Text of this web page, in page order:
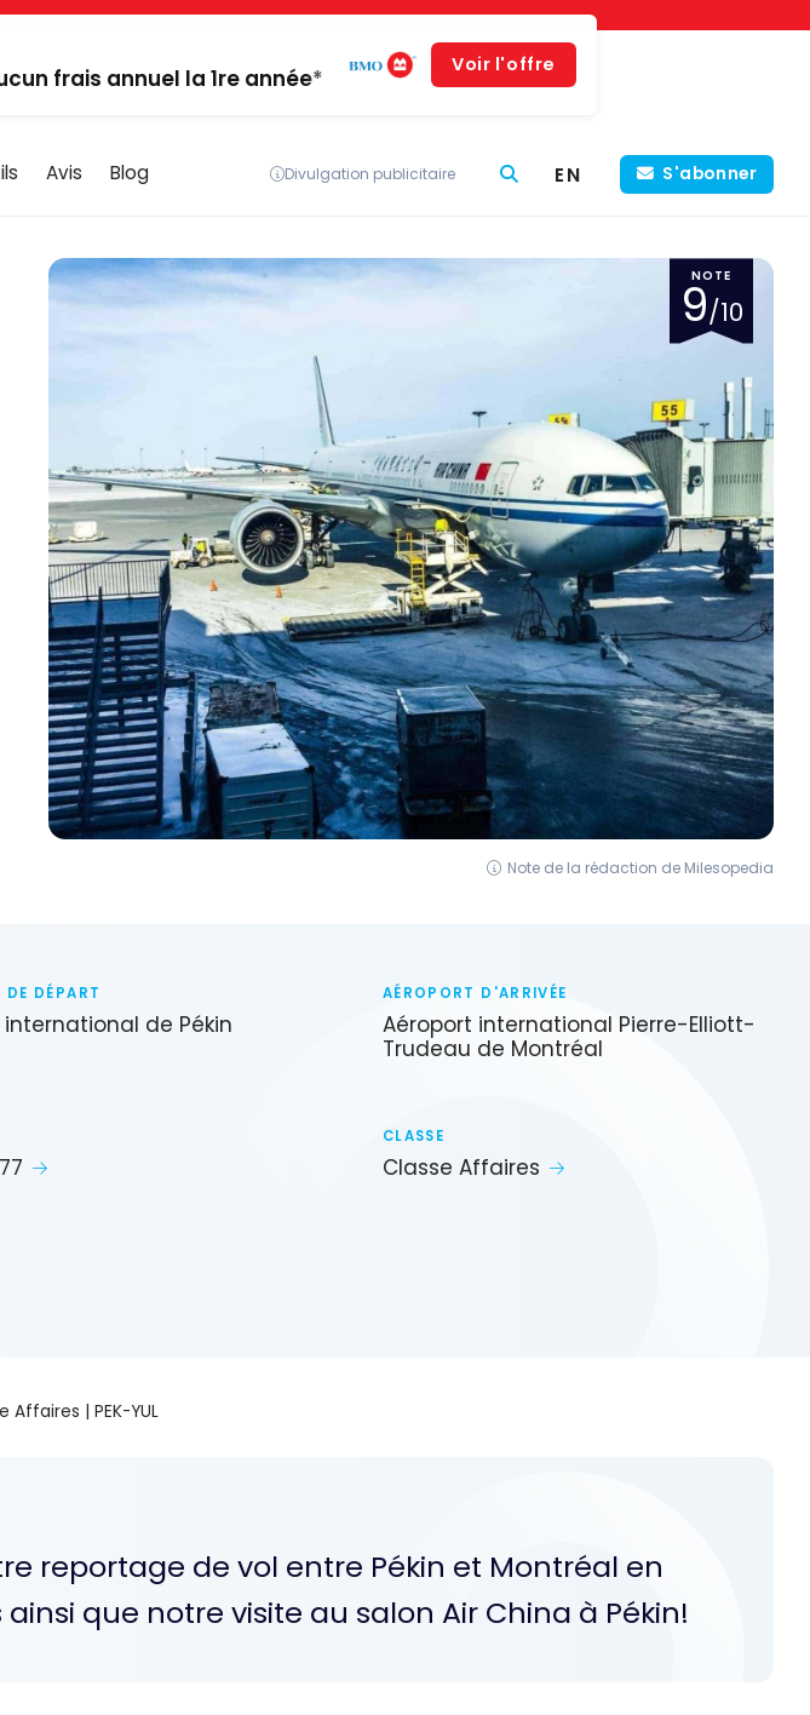
frais annuel la 1re année*
Voir l'offre
Avis Blog Divulgation publicitaire EN S'abonner
NOTE
9/10
Note de la rédaction de Milesopedia
DÉPART
de Pékin
AÉROPORT D'ARRIVÉE
Aéroport international Pierre-Elliott-
Trudeau de Montréal
CLASSE
Classe Affaires
Affaires | PEK-YUL
reportage de vol entre Pékin et Montréal en
que notre visite au salon Air China à Pékin!